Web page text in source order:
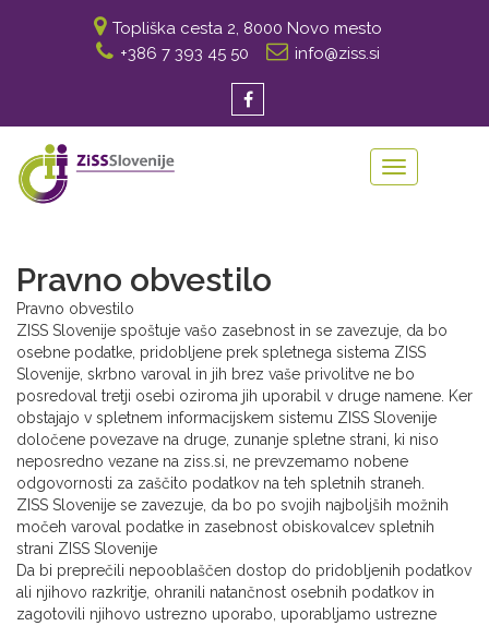
Topliška cesta 2, 8000 Novo mesto
+386 7 393 45 50
info@ziss.si
Toggle
Pravno obvestilo
Pravno obvestilo
ZISS Slovenije spoštuje vašo zasebnost in se zavezuje, da bo
osebne podatke, pridobljene prek spletnega sistema ZISS
Slovenije, skrbno varoval in jih brez vaše privolitve ne bo
posredoval tretji osebi oziroma jih uporabil v druge namene. Ker
obstajajo v spletnem informacijskem sistemu ZISS Slovenije
določene povezave na druge, zunanje spletne strani, ki niso
neposredno vezane na ziss.si, ne prevzemamo nobene
odgovornosti za zaščito podatkov na teh spletnih straneh.
ZISS Slovenije se zavezuje, da bo po svojih najboljših možnih
močeh varoval podatke in zasebnost obiskovalcev spletnih
strani ZISS Slovenije
Da bi preprečili nepooblaščen dostop do pridobljenih podatkov
ali njihovo razkritje, ohranili natančnost osebnih podatkov in
zagotovili njihovo ustrezno uporabo, uporabljamo ustrezne